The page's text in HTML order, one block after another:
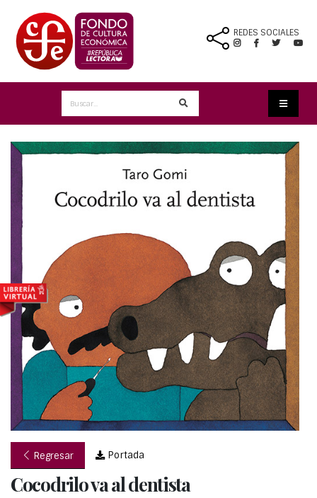
REDES SOCIALES
Regresar Portada
Cocodrilo va al dentista